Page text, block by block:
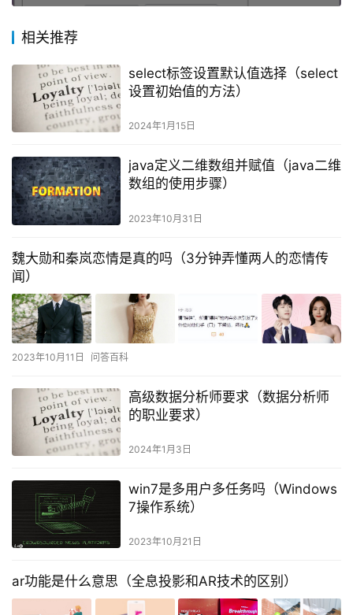
相关推荐
select标签设置默认值选择（select
设置初始值的方法）
2024年1月15日
java定义二维数组并赋值（java二维
数组的使用步骤）
2023年10月31日
魏大勋和秦岚恋情是真的吗（3分钟弄懂两人的恋情传
闻）
2023年10月11日 问答百科
高级数据分析师要求（数据分析师
的职业要求）
2024年1月3日
win7是多用户多任务吗（Windows
7操作系统）
2023年10月21日
ar功能是什么意思（全息投影和AR技术的区别）